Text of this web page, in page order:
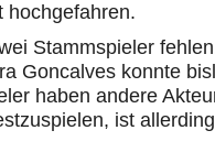
hochgefahren.
Stammspieler
Goncalves konnte
haben andere
ist